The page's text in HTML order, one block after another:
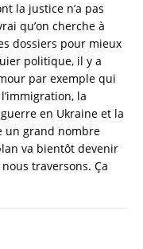
la justice n’a pas
qu’on cherche à
dossiers pour mieux
politique, il y a
par exemple qui
la
en Ukraine et la
un grand nombre
va bientôt devenir
traversons. Ça